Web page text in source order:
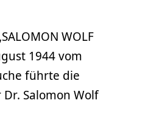
WOLF
1944 vom
führte die
Salomon Wolf